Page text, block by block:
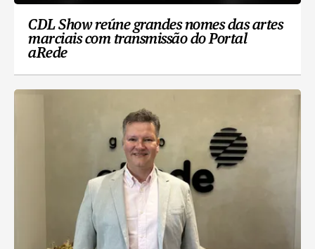
CDL Show reúne grandes nomes das artes
marciais com transmissão do Portal
aRede